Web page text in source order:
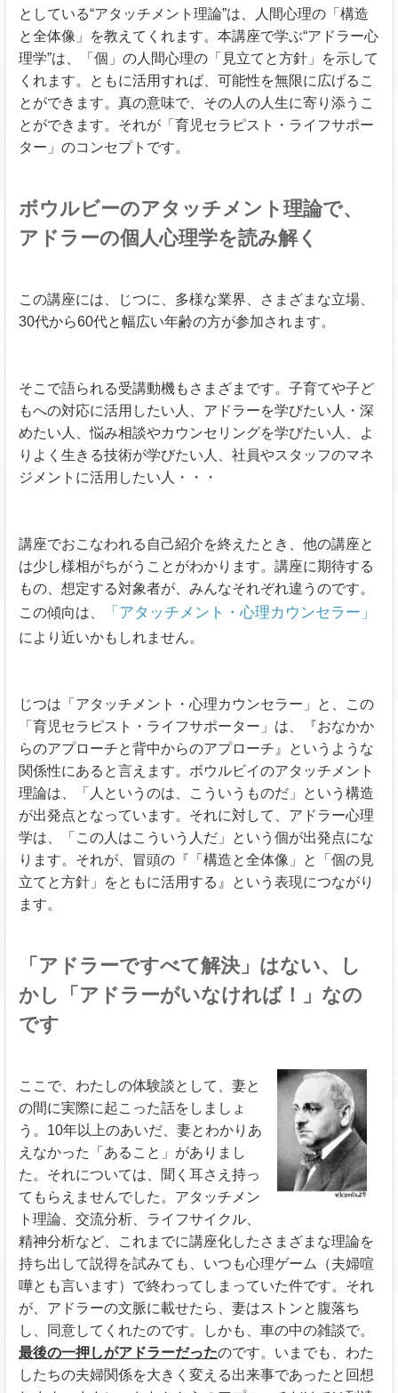
としている“アタッチメント理論”は、人間心理の「構造
と全体像」を教えてくれます。本講座で学ぶ“アドラー心
理学”は、「個」の人間心理の「見立てと方針」を示して
くれます。ともに活用すれば、可能性を無限に広げるこ
とができます。真の意味で、その人の人生に寄り添うこ
とができます。それが「育児セラピスト・ライフサポー
ター」のコンセプトです。
ボウルビーのアタッチメント理論で、
アドラーの個人心理学を読み解く
この講座には、じつに、多様な業界、さまざまな立場、
30代から60代と幅広い年齢の方が参加されます。
そこで語られる受講動機もさまざまです。子育てや子ど
もへの対応に活用したい人、アドラーを学びたい人・深
めたい人、悩み相談やカウンセリングを学びたい人、よ
りよく生きる技術が学びたい人、社員やスタッフのマネ
ジメントに活用したい人・・・
講座でおこなわれる自己紹介を終えたとき、他の講座と
は少し様相がちがうことがわかります。講座に期待する
もの、想定する対象者が、みんなそれぞれ違うのです。
この傾向は、
「アタッチメント・心理カウンセラー」
により近いかもしれません。
じつは「アタッチメント・心理カウンセラー」と、この
「育児セラピスト・ライフサポーター」は、『おなかか
らのアプローチと背中からのアプローチ』というような
関係性にあると言えます。ボウルビイのアタッチメント
理論は、「人というのは、こういうものだ」という構造
が出発点となっています。それに対して、アドラー心理
学は、「この人はこういう人だ」という個が出発点にな
ります。それが、冒頭の『「構造と全体像」と「個の見
立てと方針」をともに活用する』という表現につながり
ます。
「アドラーですべて解決」はない、し
かし「アドラーがいなければ！」なの
です
ここで、わたしの体験談として、妻と
の間に実際に起こった話をしましょ
う。10年以上のあいだ、妻とわかりあ
えなかった「あること」がありまし
た。それについては、聞く耳さえ持っ
てもらえませんでした。アタッチメン
ト理論、交流分析、ライフサイクル、
精神分析など、これまでに講座化したさまざまな理論を
持ち出して説得を試みても、いつも心理ゲーム（夫婦喧
嘩とも言います）で終わってしまっていた件です。それ
が、アドラーの文脈に載せたら、妻はストンと腹落ち
し、同意してくれたのです。しかも、車の中の雑談で。
最後の一押しがアドラーだったのです。いまでも、わた
したちの夫婦関係を大きく変える出来事であったと回想